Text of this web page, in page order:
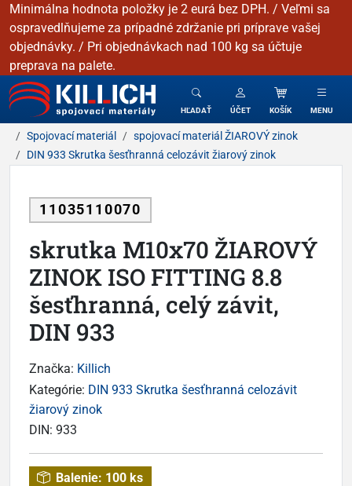
Minimálna hodnota položky je 2 eurá bez DPH. / Veľmi sa
ospravedlňujeme za prípadné zdržanie pri príprave vašej
objednávky. / Pri objednávkach nad 100 kg sa účtuje
preprava na palete.
KILLICH - Spojovacie materiály
HĽADAŤ ÚČET KOŠÍK MENU
Spojovací materiál
spojovací materiál ŽIAROVÝ zinok
DIN 933 Skrutka šesťhranná celozávit žiarový zinok
11035110070
skrutka M10x70 ŽIAROVÝ
ZINOK ISO FITTING 8.8
šesťhranná, celý závit,
DIN 933
Značka: Killich
Kategórie: DIN 933 Skrutka šesťhranná celozávit
žiarový zinok
DIN: 933
Balenie: 100 ks